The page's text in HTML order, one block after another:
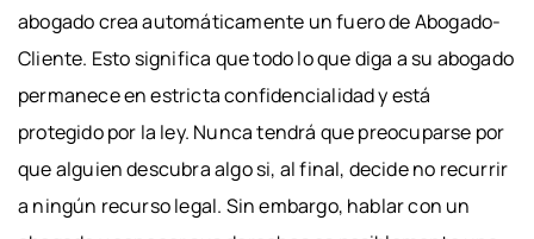
abogado crea automáticamente un fuero de Abogado-
Cliente. Esto significa que todo lo que diga a su abogado
permanece en estricta confidencialidad y está
protegido por la ley. Nunca tendrá que preocuparse por
que alguien descubra algo si, al final, decide no recurrir
a ningún recurso legal. Sin embargo, hablar con un